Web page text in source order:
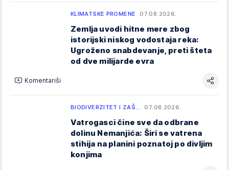
KLIMATSKE PROMENE 07.08.2026.
Zemlja uvodi hitne mere zbog
istorijski niskog vodostaja reka:
Ugroženo snabdevanje, preti šteta
od dve milijarde evra
Komentariši
BIODIVERZITET I ZAŠ… 07.08.2026.
Vatrogasci čine sve da odbrane
dolinu Nemanjića: Širi se vatrena
stihija na planini poznatoj po divljim
konjima